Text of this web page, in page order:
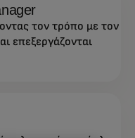
τον τρόπο με τον
επεξεργάζονται